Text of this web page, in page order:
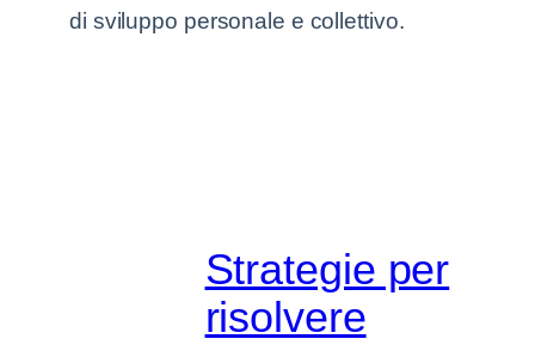
di sviluppo personale e collettivo.
Strategie per
risolvere